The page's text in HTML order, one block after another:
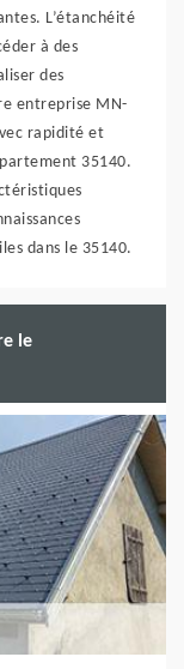
L’étanchéité
à des
des
entreprise MN-
rapidité et
35140.
dans le 35140.
le